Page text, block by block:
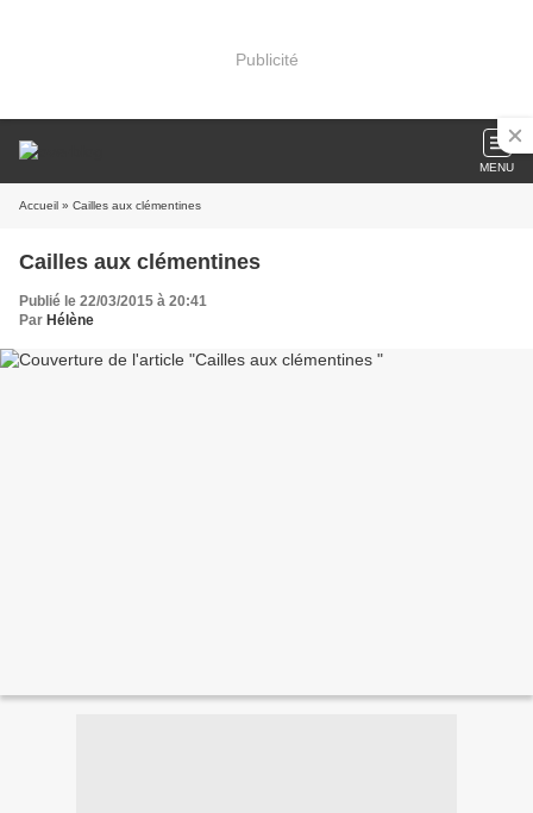
Publicité
MENU
Accueil » Cailles aux clémentines
Cailles aux clémentines
Publié le 22/03/2015 à 20:41
Par Hélène